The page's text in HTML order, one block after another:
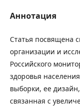
Аннотация
Статья посвящена
организации и
Российского
здоровья
выборки, ее
связанная с